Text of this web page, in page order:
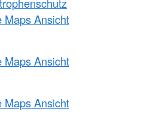
Maps Ansicht
Maps Ansicht
Maps Ansicht